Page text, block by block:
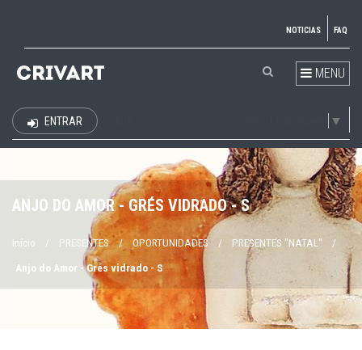
NOTICIAS FAQ
MENU
▼
ENTRAR
ANJO DO AMOR - GRÉS VIDRADO - S
Início / PRESENTES / OPORTUNIDADES / PRESENTES "NATAL" /
Anjo do Amor - Grés vidrado - S